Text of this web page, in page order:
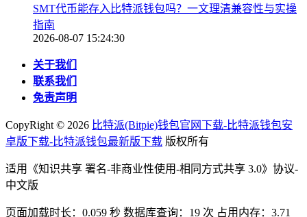
SMT代币能存入比特派钱包吗？一文理清兼容性与实操
指南
2026-08-07 15:24:30
关于我们
联系我们
免责声明
CopyRight © 2026 比特派(Bitpie)钱包官网下载-比特派钱包安
卓版下载-比特派钱包最新版下载 版权所有
适用《知识共享 署名-非商业性使用-相同方式共享 3.0》协议-
中文版
页面加载时长：0.059 秒 数据库查询：19 次 占用内存：3.71